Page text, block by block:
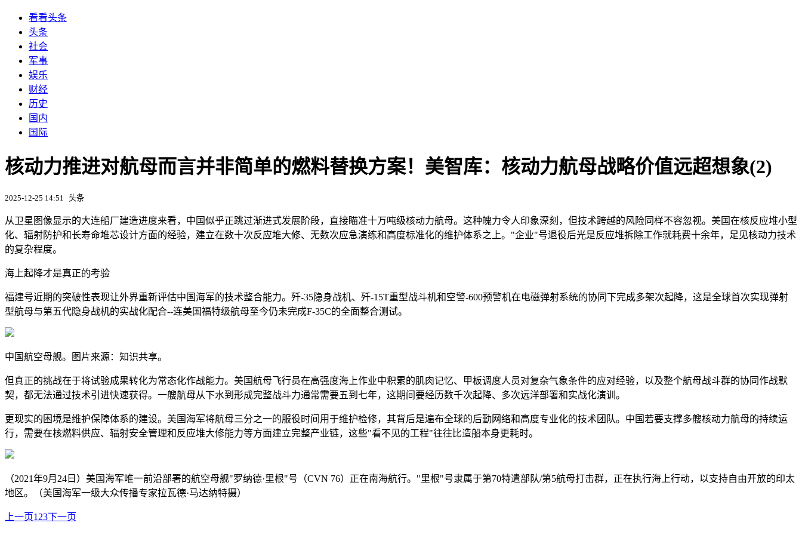
看看头条
头条
社会
军事
娱乐
财经
历史
国内
国际
核动力推进对航母而言并非简单的燃料替换方案！美智库：核动力航母战略价值远超想象(2)
2025-12-25 14:51 头条
从卫星图像显示的大连船厂建造进度来看，中国似乎正跳过渐进式发展阶段，直接瞄准十万吨级核动力航母。这种魄力令人印象深刻，但技术跨越的风险同样不容忽视。美国在核反应堆小型
化、辐射防护和长寿命堆芯设计方面的经验，建立在数十次反应堆大修、无数次应急演练和高度标准化的维护体系之上。"企业"号退役后光是反应堆拆除工作就耗费十余年，足见核动力技术
的复杂程度。
海上起降才是真正的考验
福建号近期的突破性表现让外界重新评估中国海军的技术整合能力。歼-35隐身战机、歼-15T重型战斗机和空警-600预警机在电磁弹射系统的协同下完成多架次起降，这是全球首次实现弹射
型航母与第五代隐身战机的实战化配合--连美国福特级航母至今仍未完成F-35C的全面整合测试。
中国航空母舰。图片来源：知识共享。
但真正的挑战在于将试验成果转化为常态化作战能力。美国航母飞行员在高强度海上作业中积累的肌肉记忆、甲板调度人员对复杂气象条件的应对经验，以及整个航母战斗群的协同作战默
契，都无法通过技术引进快速获得。一艘航母从下水到形成完整战斗力通常需要五到七年，这期间要经历数千次起降、多次远洋部署和实战化演训。
更现实的困境是维护保障体系的建设。美国海军将航母三分之一的服役时间用于维护检修，其背后是遍布全球的后勤网络和高度专业化的技术团队。中国若要支撑多艘核动力航母的持续运
行，需要在核燃料供应、辐射安全管理和反应堆大修能力等方面建立完整产业链，这些"看不见的工程"往往比造船本身更耗时。
（2021年9月24日）美国海军唯一前沿部署的航空母舰"罗纳德·里根"号（CVN 76）正在南海航行。"里根"号隶属于第70特遣部队/第5航母打击群，正在执行海上行动，以支持自由开放的印太
地区。（美国海军一级大众传播专家拉瓦德·马达纳特摄）
上一页1 23下一页